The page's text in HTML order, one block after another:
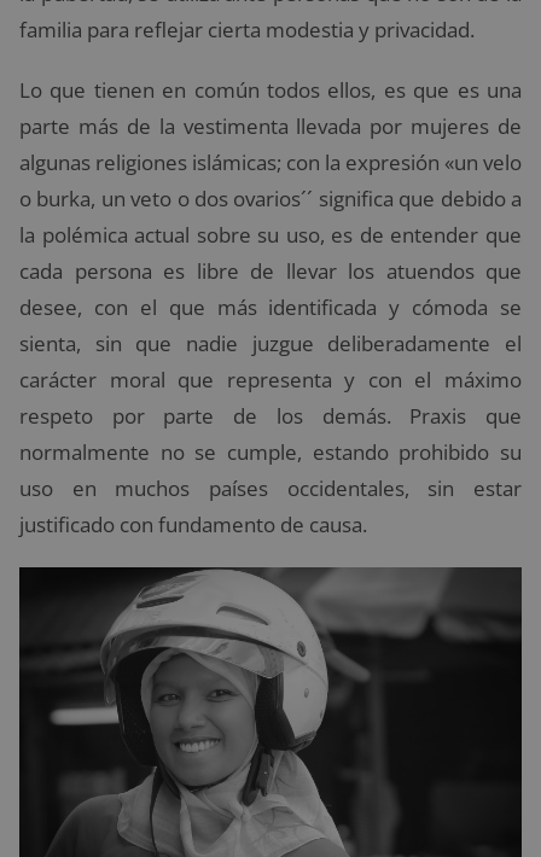
familia para reflejar cierta modestia y privacidad.
Lo que tienen en común todos ellos, es que es una
parte más de la vestimenta llevada por mujeres de
algunas religiones islámicas; con la expresión «un velo
o burka, un veto o dos ovarios´´ significa que debido a
la polémica actual sobre su uso, es de entender que
cada persona es libre de llevar los atuendos que
desee, con el que más identificada y cómoda se
sienta, sin que nadie juzgue deliberadamente el
carácter moral que representa y con el máximo
respeto por parte de los demás. Praxis que
normalmente no se cumple, estando prohibido su
uso en muchos países occidentales, sin estar
justificado con fundamento de causa.